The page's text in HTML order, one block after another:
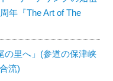
年『The Art of The
の里へ」(参道の保津峡
流)